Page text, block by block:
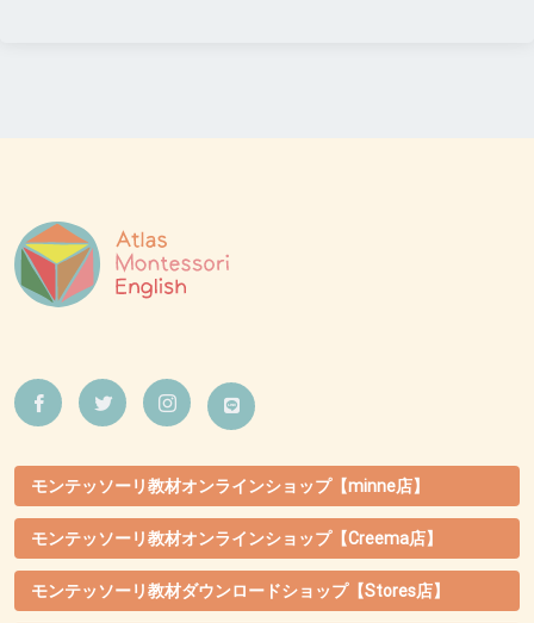
モンテッソーリ教材オンラインショップ【minne店】
モンテッソーリ教材オンラインショップ【Creema店】
モンテッソーリ教材ダウンロードショップ【Stores店】